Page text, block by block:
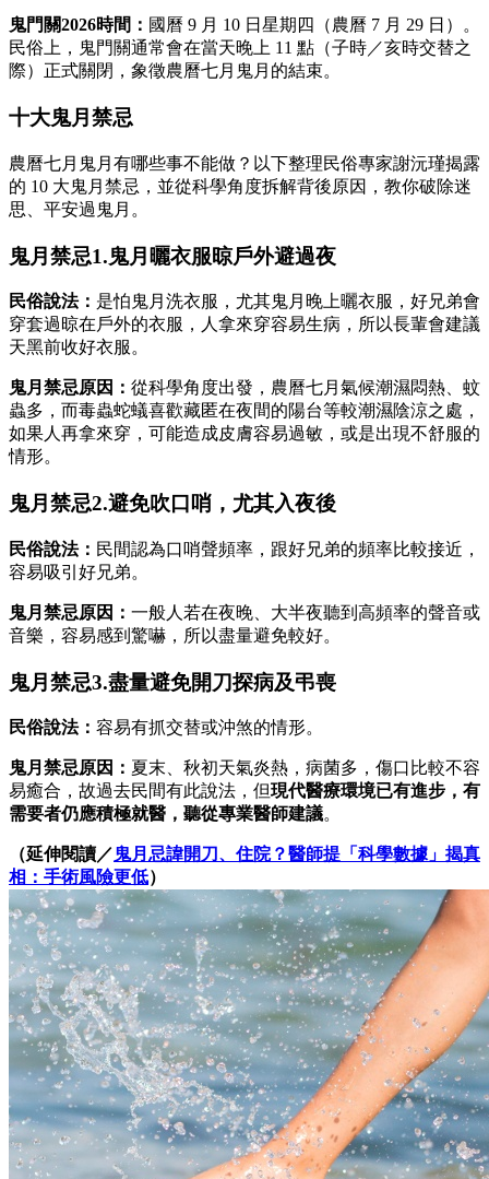
鬼門關2026時間： 國曆 9 月 10 日星期四（農曆 7 月 29 日）。
民俗上，鬼門關通常會在當天晚上 11 點（子時／亥時交替之
際）正式關閉，象徵農曆七月鬼月的結束。
十大鬼月禁忌
農曆七月鬼月有哪些事不能做？以下整理民俗專家謝沅瑾揭露
的 10 大鬼月禁忌，並從科學角度拆解背後原因，教你破除迷
思、平安過鬼月。
鬼月禁忌1.鬼月曬衣服晾戶外避過夜
民俗說法： 是怕鬼月洗衣服，尤其鬼月晚上曬衣服，好兄弟會
穿套過晾在戶外的衣服，人拿來穿容易生病，所以長輩會建議
天黑前收好衣服。
鬼月禁忌原因： 從科學角度出發，農曆七月氣候潮濕悶熱、蚊
蟲多，而毒蟲蛇蟻喜歡藏匿在夜間的陽台等較潮濕陰涼之處，
如果人再拿來穿，可能造成皮膚容易過敏，或是出現不舒服的
情形。
鬼月禁忌2.避免吹口哨，尤其入夜後
民俗說法： 民間認為口哨聲頻率，跟好兄弟的頻率比較接近，
容易吸引好兄弟。
鬼月禁忌原因： 一般人若在夜晚、大半夜聽到高頻率的聲音或
音樂，容易感到驚嚇，所以盡量避免較好。
鬼月禁忌3.盡量避免開刀探病及弔喪
民俗說法： 容易有抓交替或沖煞的情形。
鬼月禁忌原因： 夏末、秋初天氣炎熱，病菌多，傷口比較不容
易癒合，故過去民間有此說法，但現代醫療環境已有進步，有
需要者仍應積極就醫，聽從專業醫師建議。
（延伸閱讀／鬼月忌諱開刀、住院？醫師提「科學數據」揭真
相：手術風險更低）